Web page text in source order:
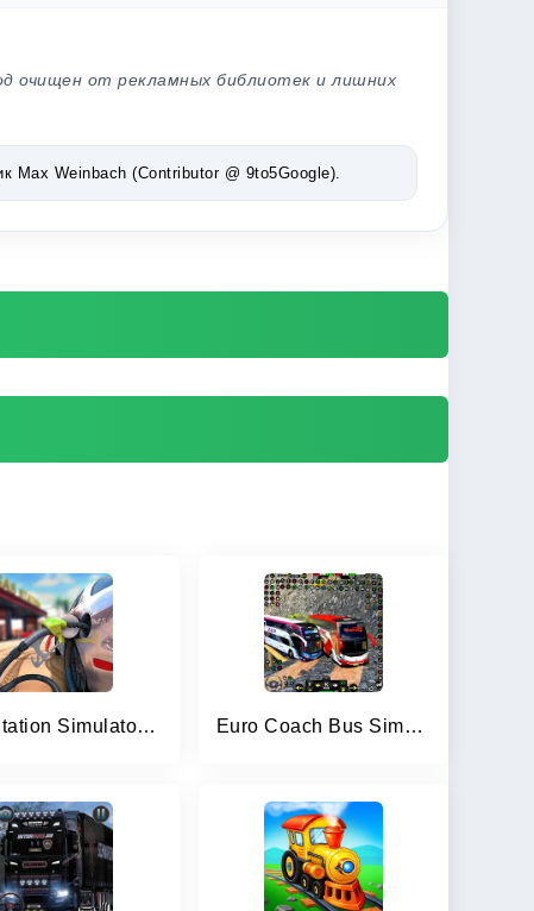
очищен от рекламных библиотек и лишних
Max Weinbach (Contributor @ 9to5Google).
Gas Station Simulator Games Euro Coach Bus Simulator 3D